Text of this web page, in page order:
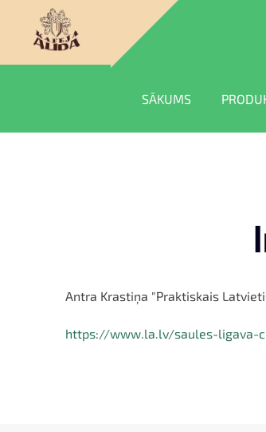
SĀKUMS
Antra Krastiņa "Praktiskais
https://www.la.lv/saules-ligava-